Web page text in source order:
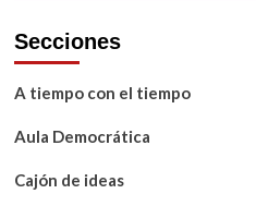
Secciones
A tiempo con el tiempo
Aula Democrática
Cajón de ideas